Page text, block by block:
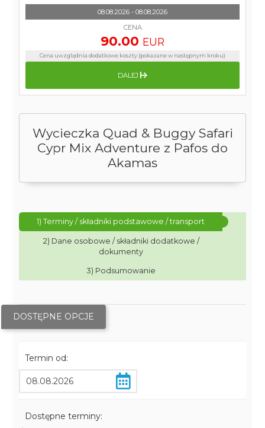
Wycieczka Quad & Buggy Safari
Cypr Mix Adventure z Pafos do
Akamas
1) Terminy / składniki podstawowe / transport
2) Dane osobowe / składniki dodatkowe /
dokumenty
3) Podsumowanie
DOSTĘPNE OPCJE
Termin od:
Dostępne terminy:
08.08.2026 - 08.08.2026
CENA
90.00 EUR
Cena uwzględnia dodatkowe koszty (pokazane w następnym kroku)
DALEJ